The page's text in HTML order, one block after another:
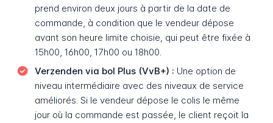
prend environ deux jours à partir de la date de
commande, à condition que le vendeur dépose
avant son heure limite choisie, qui peut être fixée à
15h00, 16h00, 17h00 ou 18h00.
Verzenden via bol Plus (VvB+) : Une option de
niveau intermédiaire avec des niveaux de service
améliorés. Si le vendeur dépose le colis le même
jour où la commande est passée, le client reçoit la